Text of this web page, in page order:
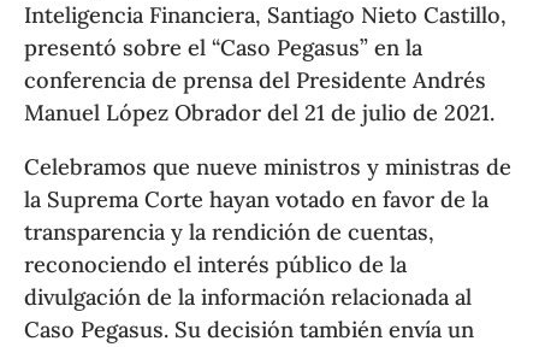
Inteligencia Financiera, Santiago Nieto Castillo,
presentó sobre el “Caso Pegasus” en la
conferencia de prensa del Presidente Andrés
Manuel López Obrador del 21 de julio de 2021.
Celebramos que nueve ministros y ministras de
la Suprema Corte hayan votado en favor de la
transparencia y la rendición de cuentas,
reconociendo el interés público de la
divulgación de la información relacionada al
Caso Pegasus. Su decisión también envía un